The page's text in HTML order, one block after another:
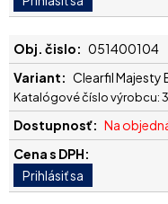
051400104
Clearfil Majesty
Katalógové číslo výrobcu:
Na